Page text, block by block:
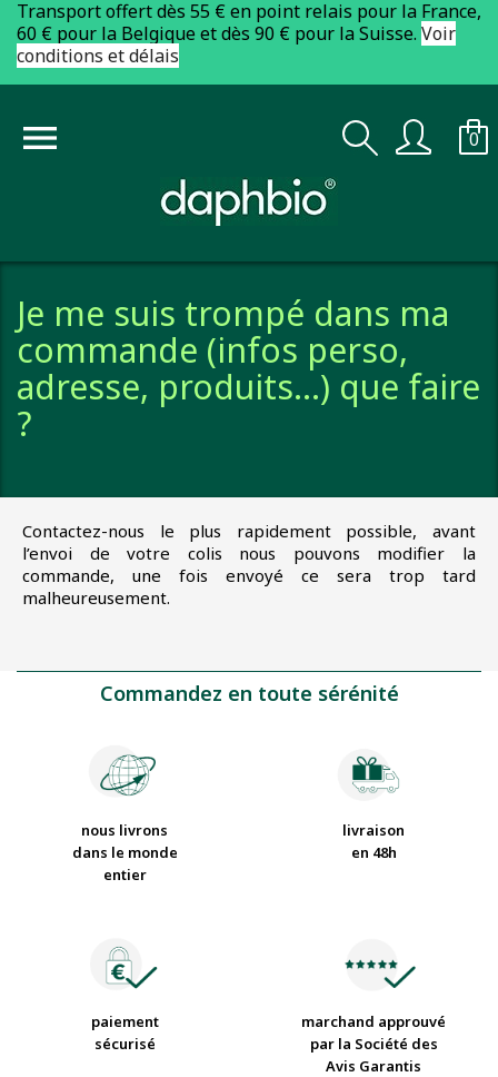
Transport offert dès 55 € en point relais pour la France,
60 € pour la Belgique et dès 90 € pour la Suisse. Voir
conditions et délais
 0
Je me suis trompé dans ma
commande (infos perso,
adresse, produits…) que faire
?
Contactez-nous le plus rapidement possible, avant
l’envoi de votre colis nous pouvons modifier la
commande, une fois envoyé ce sera trop tard
malheureusement.
Commandez en toute sérénité
nous livrons
dans le monde
entier
livraison
en 48h
paiement
sécurisé
marchand approuvé
par la Société des
Avis Garantis